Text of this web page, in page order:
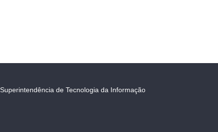
Superintendência de Tecnologia da Informação